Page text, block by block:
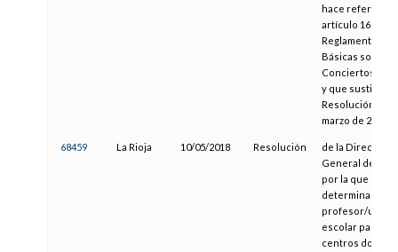
hace
artículo 16 del
Reglamento de
Básicas sobre
Conciertos
y que sustituye
Resolución de 8
marzo de 2017
68459 La Rioja 10/05/2018 Resolución
de la Dirección
General de
por la que se
determina la
profesor/
escolar para los
centros